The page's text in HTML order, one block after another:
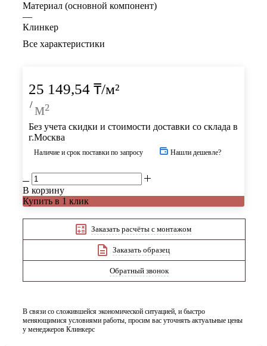
Материал (основной компонент)
—
Клинкер
Все характеристики
25 149,54 ₸/м²
/ м²
Без учета скидки и стоимости доставки со склада в
г.Москва
Наличие и срок поставки по запросу Нашли дешевле?
В корзину
Купить в 1 клик
Заказать расчёты с монтажом
Заказать образец
Обратный звонок
В связи со сложившейся экономической ситуацией, и быстро
меняющимися условиями работы, просим вас уточнять актуальные цены
у менеджеров Клинкерс